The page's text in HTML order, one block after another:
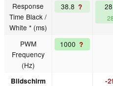
Response
Time Black /
White * (ms)
38.8 ? 28
PWM
Frequency
(Hz)
1000 ?
Bildschirm -